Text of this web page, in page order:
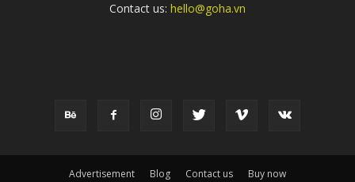
Contact us: hello@goha.vn
Advertisement Blog Contact us Buy now